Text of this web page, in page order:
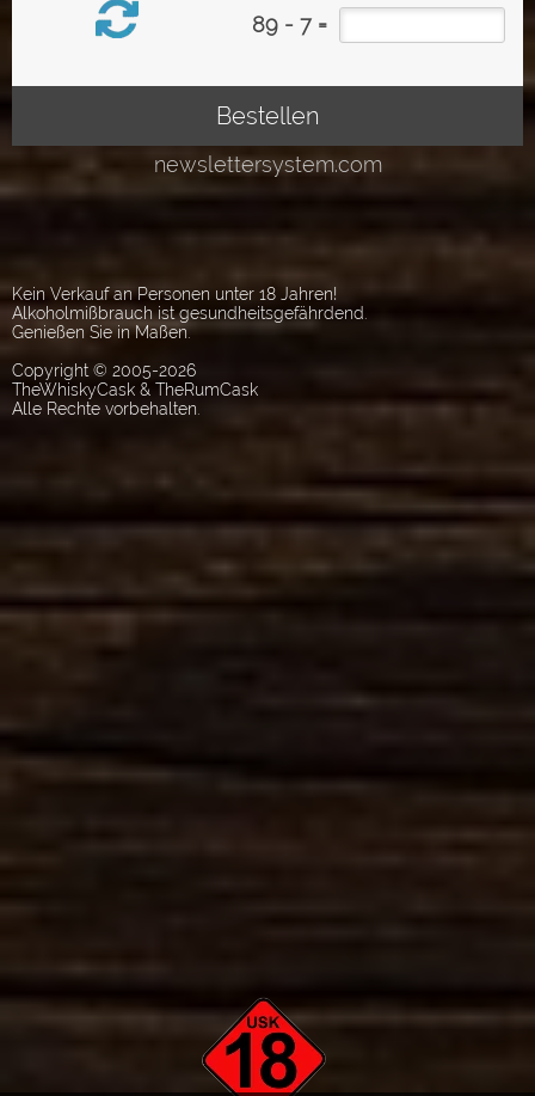
Kein Verkauf an Personen unter 18 Jahren!
Alkoholmißbrauch ist gesundheitsgefährdend.
Genießen Sie in Maßen.
Copyright © 2005-2026
TheWhiskyCask & TheRumCask
Alle Rechte vorbehalten.